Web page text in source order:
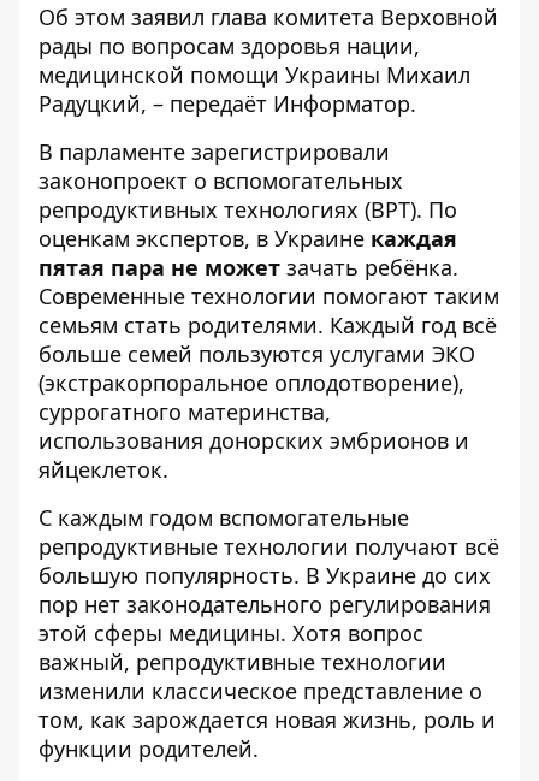
Об этом заявил глава комитета Верховной
рады по вопросам здоровья нации,
медицинской помощи Украины Михаил
Радуцкий, – передаёт Информатор.
В парламенте зарегистрировали
законопроект о вспомогательных
репродуктивных технологиях (ВРТ). По
оценкам экспертов, в Украине каждая
пятая пара не может зачать ребёнка.
Современные технологии помогают таким
семьям стать родителями. Каждый год всё
больше семей пользуются услугами ЭКО
(экстракорпоральное оплодотворение),
суррогатного материнства,
использования донорских эмбрионов и
яйцеклеток.
С каждым годом вспомогательные
репродуктивные технологии получают всё
большую популярность. В Украине до сих
пор нет законодательного регулирования
этой сферы медицины. Хотя вопрос
важный, репродуктивные технологии
изменили классическое представление о
том, как зарождается новая жизнь, роль и
функции родителей.